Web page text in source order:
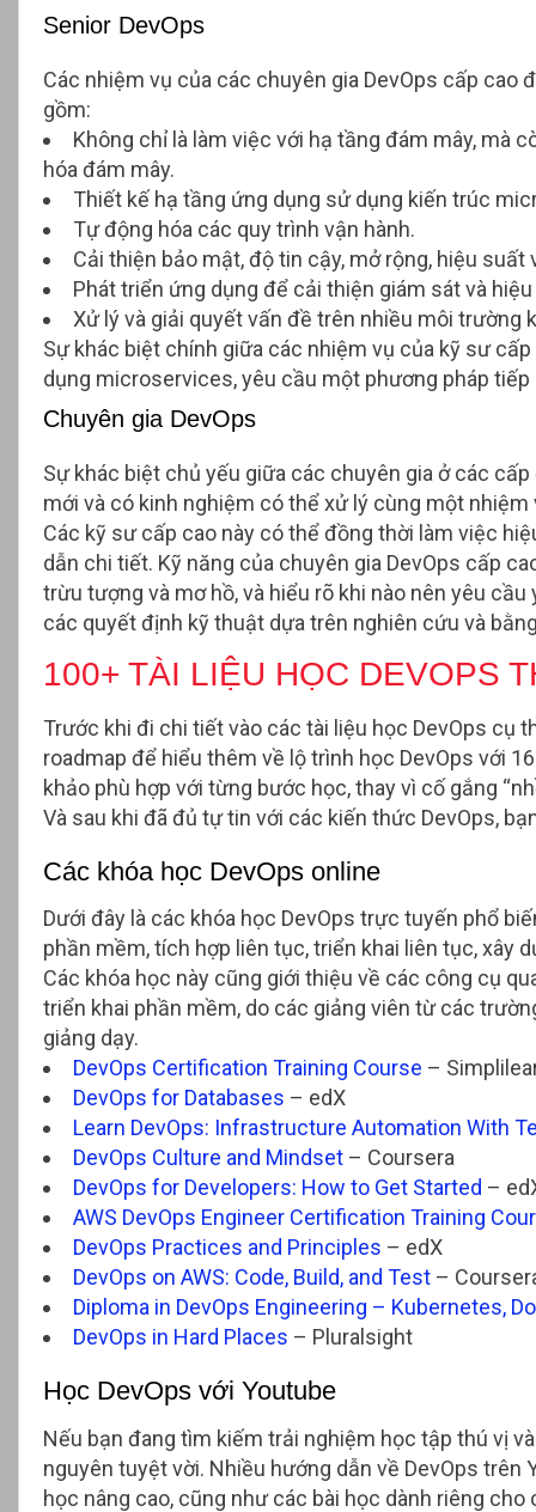
Senior DevOps
Các nhiệm vụ của các chuyên gia DevOps cấp cao
gồm:
Không chỉ là làm việc với hạ tầng đám mây, mà
hóa đám mây.
Thiết kế hạ tầng ứng dụng sử dụng kiến trúc
Tự động hóa các quy trình vận hành.
Cải thiện bảo mật, độ tin cậy, mở rộng, hiệu
Phát triển ứng dụng để cải thiện giám sát và
Xử lý và giải quyết vấn đề trên nhiều môi trường
Sự khác biệt chính giữa các nhiệm vụ của kỹ sư
dụng microservices, yêu cầu một phương pháp
Chuyên gia DevOps
Sự khác biệt chủ yếu giữa các chuyên gia ở các
mới và có kinh nghiệm có thể xử lý cùng một
Các kỹ sư cấp cao này có thể đồng thời làm việc
dẫn chi tiết. Kỹ năng của chuyên gia DevOps cấp
trừu tượng và mơ hồ, và hiểu rõ khi nào nên yêu
các quyết định kỹ thuật dựa trên nghiên cứu và
100+ TÀI LIỆU HỌC DEVOPS
Trước khi đi chi tiết vào các tài liệu học DevOps cụ
roadmap để hiểu thêm về lộ trình học DevOps với
khảo phù hợp với từng bước học, thay vì cố gắng
Và sau khi đã đủ tự tin với các kiến thức DevOps,
Các khóa học DevOps online
Dưới đây là các khóa học DevOps trực tuyến phổ
phần mềm, tích hợp liên tục, triển khai liên tục, xây
Các khóa học này cũng giới thiệu về các công cụ
triển khai phần mềm, do các giảng viên từ các
giảng dạy.
DevOps Certification Training Course –
DevOps for Databases – edX
Learn DevOps: Infrastructure Automation With
DevOps Culture and Mindset – Coursera
DevOps for Developers: How to Get Started –
AWS DevOps Engineer Certification Training
DevOps Practices and Principles – edX
DevOps on AWS: Code, Build, and Test –
Diploma in DevOps Engineering – Kubernetes,
DevOps in Hard Places – Pluralsight
Học DevOps với Youtube
Nếu bạn đang tìm kiếm trải nghiệm học tập thú vị
nguyên tuyệt vời. Nhiều hướng dẫn về DevOps
học nâng cao, cũng như các bài học dành riêng